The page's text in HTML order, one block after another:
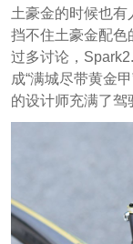
土豪金的时候也有
挡不住土豪金配色
过多讨论，
成“满城尽带黄金
的设计师充满了驾